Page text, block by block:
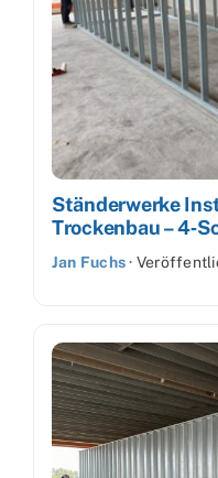
Ständerwerke
Trockenbau –
Jan Fuchs·